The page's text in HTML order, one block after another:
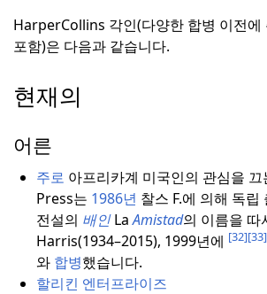
HarperCollins 각인(다양한 합병 이전에
포함)은 다음과 같습니다.
현재의
어른
주로 아프리카계 미국인의 관심을 끄
Press는 1986년 찰스 F.에 의해 독
전설의 배인LaAmistad의 이름을 따
Harris(1934–2015), 1999년에 [32][33]
와 합병했습니다.
할리킨 엔터프라이즈